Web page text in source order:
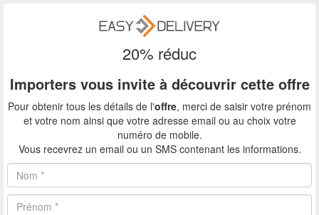
20% réduc
Importers vous invite à découvrir cette offre
Pour obtenir tous les détails de l'offre, merci de saisir votre prénom
et votre nom ainsi que votre adresse email ou au choix votre
numéro de mobile.
Vous recevrez un email ou un SMScontenant les informations.
*